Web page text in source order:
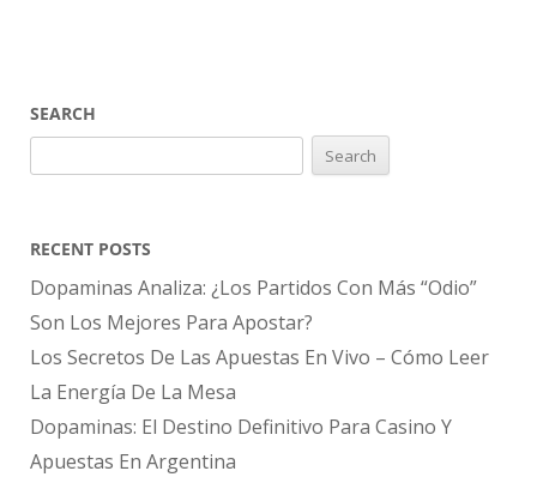
SEARCH
for:
RECENT POSTS
Dopaminas Analiza: ¿Los Partidos Con Más “Odio”
Son Los Mejores Para Apostar?
Los Secretos De Las Apuestas En Vivo – Cómo Leer
La Energía De La Mesa
Dopaminas: El Destino Definitivo Para Casino Y
Apuestas En Argentina